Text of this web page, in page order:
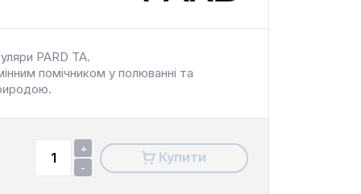
PARD TA.
помічником у полюванні та
+
-
Купити